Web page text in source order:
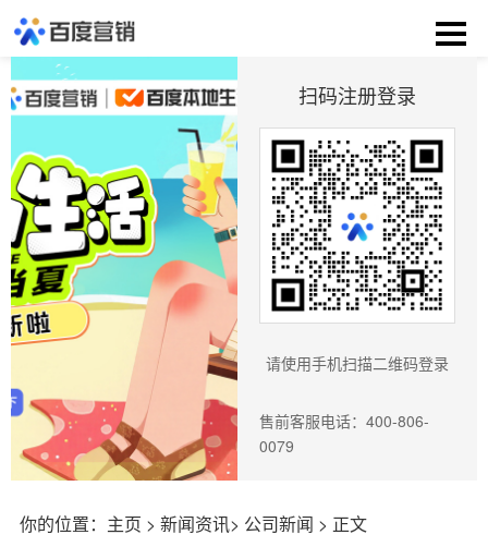
扫码注册登录
请使用手机扫描二维码登录
售前客服电话：400-806-
0079
你的位置： 主页 > 新闻资讯> 公司新闻 > 正文